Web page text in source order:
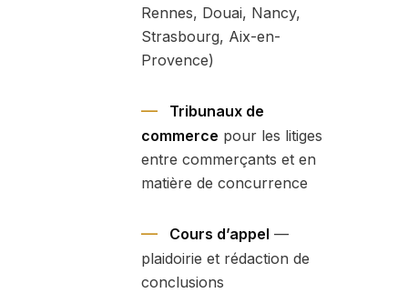
Rennes, Douai, Nancy,
Strasbourg, Aix-en-
Provence)
Tribunaux de
commerce pour les litiges
entre commerçants et en
matière de concurrence
Cours d’appel —
plaidoirie et rédaction de
conclusions